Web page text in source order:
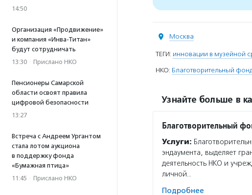
14:50
Организация «Продвижение»
и компания «Инва-Титан»
будут сотрудничать
13:30 · Прислано НКО
Пенсионеры Самарской
области освоят правила
цифровой безопасности
13:27
Встреча с Андреем Ургантом
стала лотом аукциона
в поддержку фонда
«Бумажная птица»
11:45 · Прислано НКО
Москва
ТЕГИ: инновации в музейной
НКО: Благотворительный
Узнайте больше в
Благотворительный
Услуги:
эндаумента, выделяет
деятельность НКО и
личной…
Подробнее